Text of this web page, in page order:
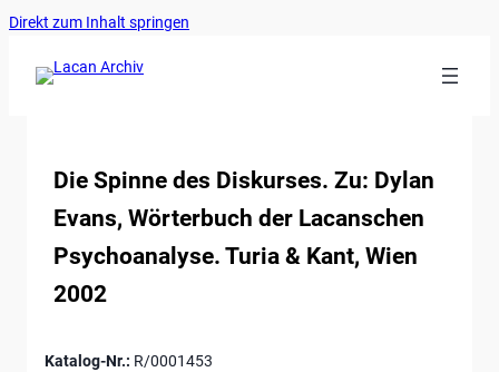
Direkt zum Inhalt springen
Die Spinne des Diskurses. Zu: Dylan
Evans, Wörterbuch der Lacanschen
Psychoanalyse. Turia & Kant, Wien
2002
Katalog-Nr.: R/0001453